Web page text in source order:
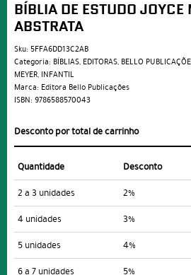
BÍBLIA DE ESTUDO JOYCE
ABSTRATA
Sku: 5FFA6DD13C2AB
Categoria: BÍBLIAS, EDITORAS, BELLO
MEYER, INFANTIL
Marca: Editora Bello Publicações
ISBN: 9786588570043
Desconto por total de carrinho
Quantidade Desconto
2 a 3 unidades
2%
4 unidades
3%
5 unidades
4%
6 a 7 unidades
5%